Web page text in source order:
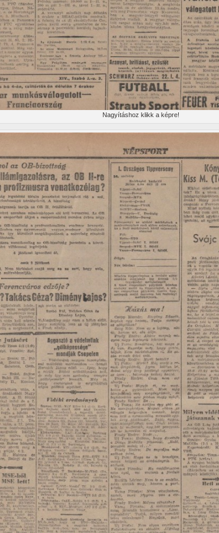
Nagyí­táshoz klikk a képre!